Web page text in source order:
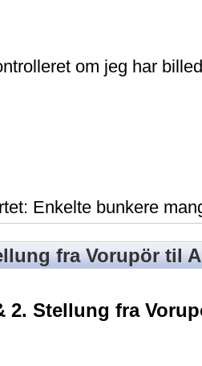
om jeg har
Enkelte bunkere
fra Vorupör til
2. Stellung fra